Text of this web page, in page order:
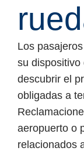
Los
su dispositivo
descubrir el
obligadas a
aeropuerto o
relacionados